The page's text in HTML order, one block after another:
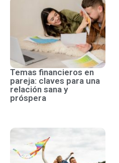
Temas financieros en
pareja: claves para una
relación sana y
próspera